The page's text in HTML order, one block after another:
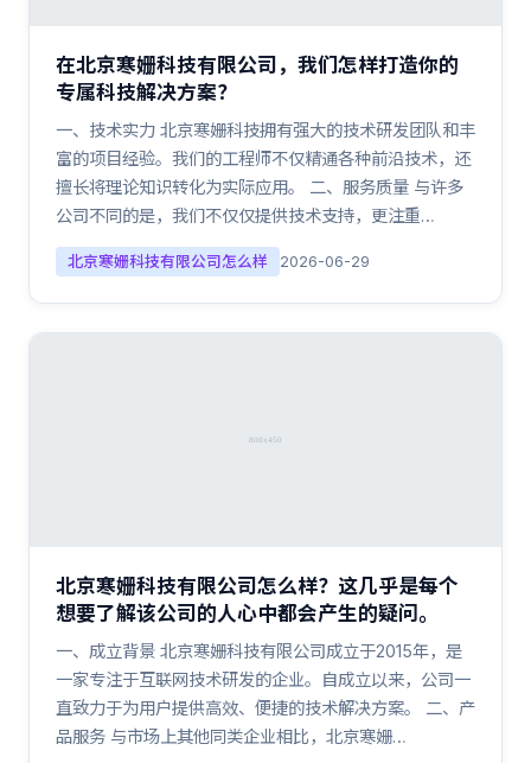
在北京寒姗科技有限公司，我们怎样打造你的
专属科技解决方案？
一、技术实力 北京寒姗科技拥有强大的技术研发团队和丰
富的项目经验。我们的工程师不仅精通各种前沿技术，还
擅长将理论知识转化为实际应用。 二、服务质量 与许多
公司不同的是，我们不仅仅提供技术支持，更注重…
北京寒姗科技有限公司怎么样 2026-06-29
北京寒姗科技有限公司怎么样？这几乎是每个
想要了解该公司的人心中都会产生的疑问。
一、成立背景 北京寒姗科技有限公司成立于2015年，是
一家专注于互联网技术研发的企业。自成立以来，公司一
直致力于为用户提供高效、便捷的技术解决方案。 二、产
品服务 与市场上其他同类企业相比，北京寒姗…